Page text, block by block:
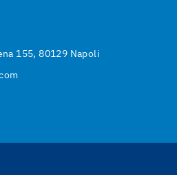
155, 80129 Napoli